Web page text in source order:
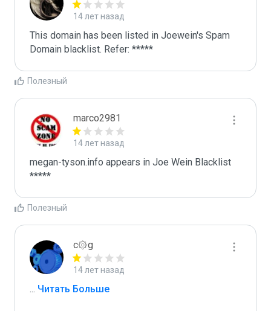
14 лет назад
This domain has been listed in Joewein's Spam
Domain blacklist. Refer: *****
Полезный
marco2981
14 лет назад
megan-tyson.info appears in Joe Wein Blacklist
*****
Полезный
c۞g
14 лет назад
... Читать Больше